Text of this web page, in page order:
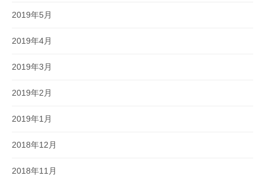
2019年5月
2019年4月
2019年3月
2019年2月
2019年1月
2018年12月
2018年11月